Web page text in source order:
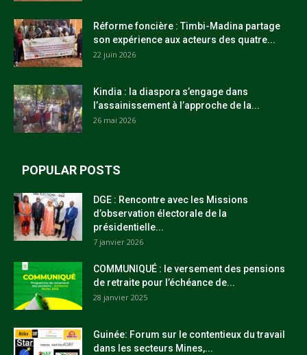
Réforme foncière : Timbi-Madina partage
son expérience aux acteurs des quatre...
22 juin 2026
Kindia : la diaspora s’engage dans
l’assainissement à l’approche de la...
26 mai 2026
POPULAR POSTS
DGE : Rencontre avec les Missions
d’observation électorale de la
présidentielle...
7 janvier 2026
COMMUNIQUÉ : le versement des pensions
de retraite pour l’échéance de...
28 janvier 2025
Guinée: Forum sur le contentieux du travail
dans les secteurs Mines,...